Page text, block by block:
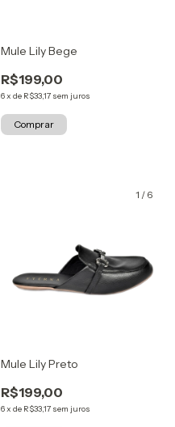
Mule Lily Bege
R$199,00
6x de R$33,17 sem juros
Comprar
1 / 6
Mule Lily Preto
R$199,00
6x de R$33,17 sem juros